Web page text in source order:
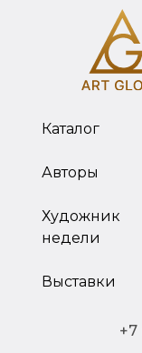
Каталог
Авторы
Художник
недели
Выставки
+7